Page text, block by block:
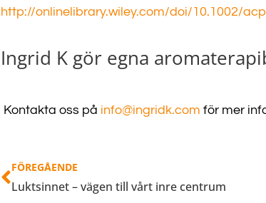
http://onlinelibrary.wiley.com/doi/10.1002/
Ingrid K gör egna
Kontakta oss på info@ingridk.com för mer
Föregående
FÖREGÅENDE
Luktsinnet – vägen till vårt inre centrum